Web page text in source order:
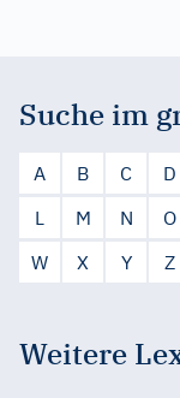
Suche im
A B C D
L
M N O
W
X Y Z
Weitere